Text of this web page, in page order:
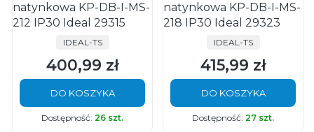
natynkowa KP-DB-I-MS-
212 IP30 Ideal 29315
PRODUCENT
IDEAL-TS
Cena
400,99 zł
DO KOSZYKA
Dostępność: 26 szt.
natynkowa KP-DB-I-MS-
218 IP30 Ideal 29323
PRODUCENT
IDEAL-TS
Cena
415,99 zł
DO KOSZYKA
Dostępność: 27 szt.